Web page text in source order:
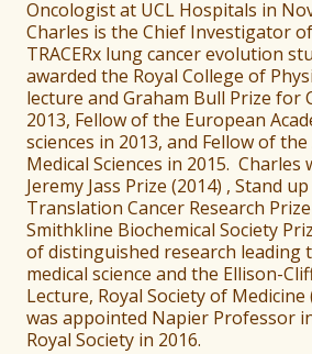
Oncologist at UCL Hospitals in
Charles is the Chief Investigator
TRACERx lung cancer evolution
awarded the Royal College of
lecture and Graham Bull Prize for
2013, Fellow of the European
sciences in 2013, and Fellow of
Medical Sciences in 2015. Charles
Jeremy Jass Prize (2014) , Stand
Translation Cancer Research
Smithkline Biochemical Society
of distinguished research leading
medical science and the Ellison-
Lecture, Royal Society of Medicine
was appointed Napier Professor
Royal Society in 2016.